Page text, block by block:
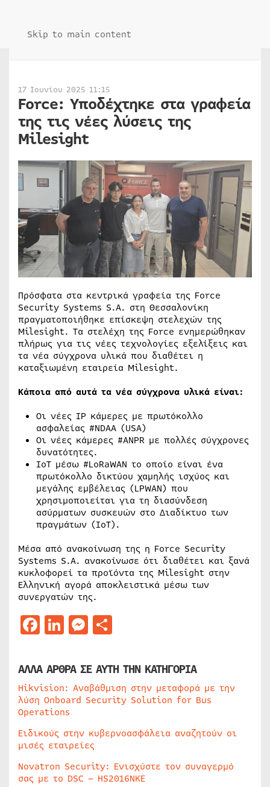
Skip to main content
17 Ιουνίου 2025 11:15
Force: Υποδέχτηκε στα γραφεία
της τις νέες λύσεις της
Milesight
Πρόσφατα στα κεντρικά γραφεία της Force
Security Systems S.A. στη Θεσσαλονίκη
πραγματοποιήθηκε επίσκεψη στελεχών της
Milesight. Τα στελέχη της Force ενημερώθηκαν
πλήρως για τις νέες τεχνολογίες εξελίξεις και
τα νέα σύγχρονα υλικά που διαθέτει η
καταξιωμένη εταιρεία Milesight.
Κάποια από αυτά τα νέα σύγχρονα υλικά είναι:
Οι νέες IP κάμερες με πρωτόκολλο
ασφαλείας #NDAA (USA)
Οι νέες κάμερες #ANPR με πολλές σύγχρονες
δυνατότητες.
ΙοΤ μέσω #LoRaWAN το οποίο είναι ένα
πρωτόκολλο δικτύου χαμηλής ισχύος και
μεγάλης εμβέλειας (LPWAN) που
χρησιμοποιείται για τη διασύνδεση
ασύρματων συσκευών στο Διαδίκτυο των
πραγμάτων (IoT).
Μέσα από ανακοίνωση της η Force Security
Systems S.A. ανακοίνωσε ότι διαθέτει και ξανά
κυκλοφορεί τα προϊόντα της Milesight στην
Ελληνική αγορά αποκλειστικά μέσω των
συνεργατών της.
Facebook
LinkedIn
Messenger
ΑΛΛΑ ΑΡΘΡΑ ΣΕ ΑΥΤΗ ΤΗΝ ΚΑΤΗΓΟΡΙΑ
Hikvision: Αναβάθμιση στην μεταφορά με την
λύση Onboard Security Solution for Bus
Operations
Ειδικούς στην κυβερνοασφάλεια αναζητούν οι
μισές εταιρείες
Novatron Security: Ενισχύστε τον συναγερμό
σας με το DSC – HS2016NKE